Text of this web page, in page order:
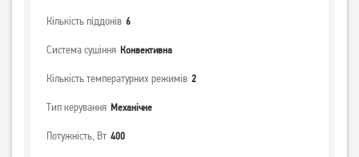
Кількість піддонів 6
Система сушіння Конвективна
Кількість температурних режимів 2
Тип керування Механічне
Потужність, Вт 400